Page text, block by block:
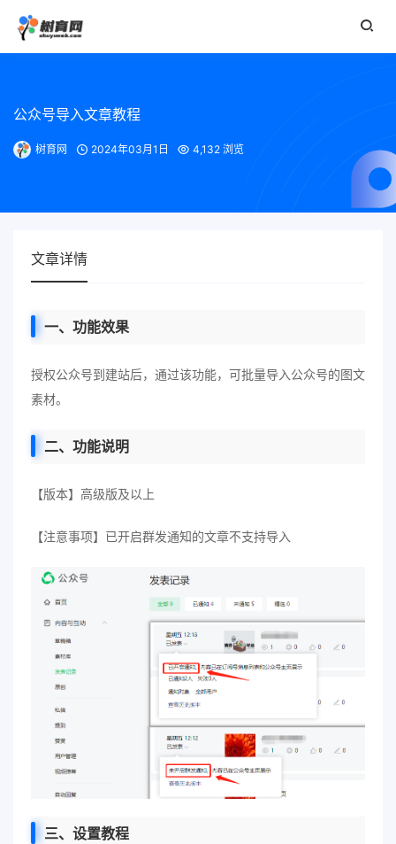
公众号导入文章教程
树育网 2024年03月1日 4,132 浏览
文章详情
一、功能效果
授权公众号到建站后，通过该功能，可批量导入公众号的图文
素材。
二、功能说明
【版本】高级版及以上
【注意事项】已开启群发通知的文章不支持导入
三、设置教程